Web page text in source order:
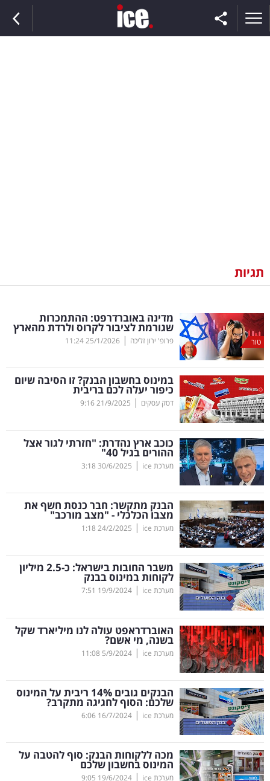
וצרכנות
דיגיטל
וטק
שיווק
ופרסום
משפט
מדדים
ומחקרים
דעות
רכילות
עסקית
קריפטו
ויראלי
טלוויזיה
עסקי
ספורט
קריירה
ולימודים
מינויים
רייטינג
תגיות
טור
מדינה באוברדרפט: ההתמכרות
שגורמת לציבור לקרוס ולרדת מהארץ
פרופ' ירון זליכה |
25/1/2026
11:24
במינוס בחשבון הבנק? זו הסיבה שיום
כיפור יעלה לכם בריבית
דסק עסקים |
21/9/2025
9:16
כוכב ארץ נהדרת: "חזרתי לגור אצל
ההורים בגיל 40"
מערכת ice |
30/6/2025
3:18
הבנק מתקשר: חבר כנסת חשף את
מצבו הכלכלי - "מצב מורכב"
מערכת ice |
24/2/2025
1:18
משבר החובות בישראל: כ-2.5 מיליון
לקוחות במינוס בבנק
מערכת ice |
19/9/2024
7:51
האוברדראפט עולה לנו מיליארד שקל
בשנה, מי אשם?
מערכת ice |
5/9/2024
11:08
הבנקים גובים 14 % ריבית על המינוס
שלכם: הסוף לחגיגה מתקרב?
מערכת ice |
16/7/2024
6:06
מכה ללקוחות הבנק: סוף להטבה על
המינוס בחשבון שלכם
מערכת ice |
19/6/2024
9:05